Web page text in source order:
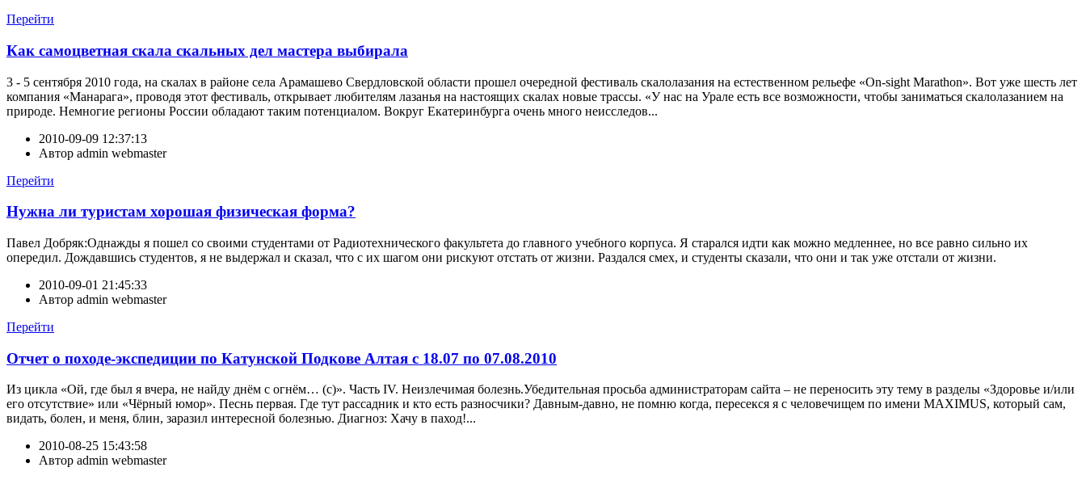
Перейти
Как самоцветная скала скальных дел мастера выбирала
3 - 5 сентября 2010 года, на скалах в районе села Арамашево Свердловской области прошел очередной фестиваль скалолазания на естественном рельефе «On-sight Marathon». Вот уже шесть лет
компания «Манарага», проводя этот фестиваль, открывает любителям лазанья на настоящих скалах новые трассы. «У нас на Урале есть все возможности, чтобы заниматься скалолазанием на
природе. Немногие регионы России обладают таким потенциалом. Вокруг Екатеринбурга очень много неисследов...
2010-09-09 12:37:13
Автор admin webmaster
Перейти
Нужна ли туристам хорошая физическая форма?
Павел Добряк:Однажды я пошел со своими студентами от Радиотехнического факультета до главного учебного корпуса. Я старался идти как можно медленнее, но все равно сильно их
опередил. Дождавшись студентов, я не выдержал и сказал, что с их шагом они рискуют отстать от жизни. Раздался смех, и студенты сказали, что они и так уже отстали от жизни.
2010-09-01 21:45:33
Автор admin webmaster
Перейти
Отчет о походе-экспедиции по Катунской Подкове Алтая с 18.07 по 07.08.2010
Из цикла «Ой, где был я вчера, не найду днём с огнём… (с)». Часть IV. Неизлечимая болезнь.Убедительная просьба администраторам сайта – не переносить эту тему в разделы «Здоровье и/или
его отсутствие» или «Чёрный юмор». Песнь первая. Где тут рассадник и кто есть разносчики? Давным-давно, не помню когда, пересекся я с человечищем по имени MAXIMUS, который сам,
видать, болен, и меня, блин, заразил интересной болезнью. Диагноз: Хачу в паход!...
2010-08-25 15:43:58
Автор admin webmaster